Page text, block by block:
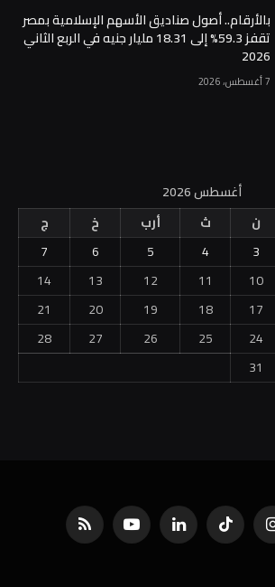
بالأرقام.. أصول صناديق الأسهم الإسلامية بمصر
تقفز 59.3% إلى 18.31 مليار جنيه في الربع الثاني
2026
7 أغسطس، 2026
أغسطس 2026
ن ث أرب خ
ج
3
4
5
6
7
10
11
12
13
14
17
18
19
20
21
24
25
26
27
28
31
الانستغرامتيكتوك لينكدإن يوتيوب RSS